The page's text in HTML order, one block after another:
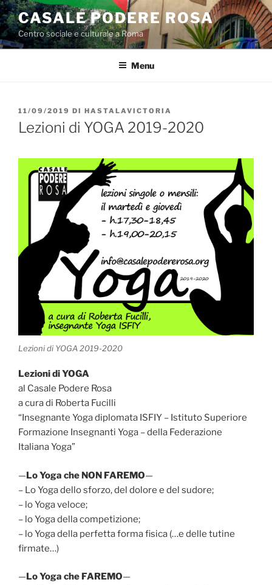
Salta
al
contenuto
CASALE PODERE ROSA
Centro sociale e culturale a Roma
Menu
PUBBLICATO
IL
11/09/2019 DI HASTALAVICTORIA
Lezioni di YOGA 2019-2020
Lezioni di YOGA 2019-2020
Lezioni di YOGA
al Casale Podere Rosa
a cura di Roberta Fucilli
“Insegnante Yoga diplomata ISFIY – Istituto Superiore
Formazione Insegnanti Yoga – della Federazione
Italiana Yoga”
—Lo Yoga che NON FAREMO—
– Lo Yoga dello sforzo, del dolore e del sudore;
– lo Yoga veloce;
– lo Yoga della competizione;
– lo Yoga della perfetta forma fisica (…e delle tutine
firmate…)
—Lo Yoga che FAREMO—